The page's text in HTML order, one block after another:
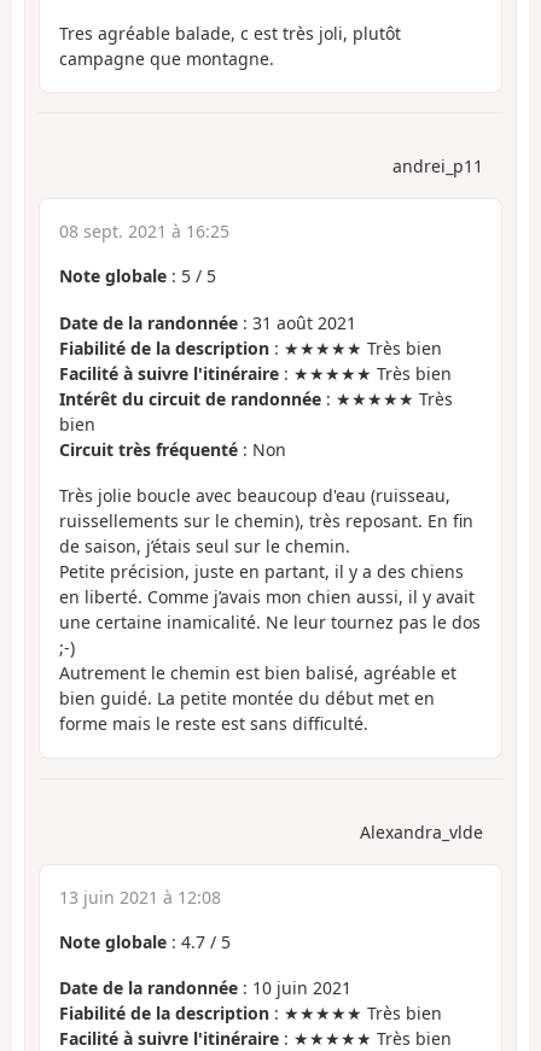
Tres agréable balade, c est très joli, plutôt
campagne que montagne.
andrei_p11
08 sept. 2021 à 16:25
Note globale : 5 / 5
Date de la randonnée : 31 août 2021
Fiabilité de la description : ★★★★★ Très bien
Facilité à suivre l'itinéraire : ★★★★★ Très bien
Intérêt du circuit de randonnée : ★★★★★ Très
bien
Circuit très fréquenté : Non
Très jolie boucle avec beaucoup d'eau (ruisseau,
ruissellements sur le chemin), très reposant. En fin
de saison, j’étais seul sur le chemin.
Petite précision, juste en partant, il y a des chiens
en liberté. Comme j’avais mon chien aussi, il y avait
une certaine inamicalité. Ne leur tournez pas le dos
;-)
Autrement le chemin est bien balisé, agréable et
bien guidé. La petite montée du début met en
forme mais le reste est sans difficulté.
Alexandra_vlde
13 juin 2021 à 12:08
Note globale : 4.7 / 5
Date de la randonnée : 10 juin 2021
Fiabilité de la description : ★★★★★ Très bien
Facilité à suivre l'itinéraire : ★★★★★ Très bien